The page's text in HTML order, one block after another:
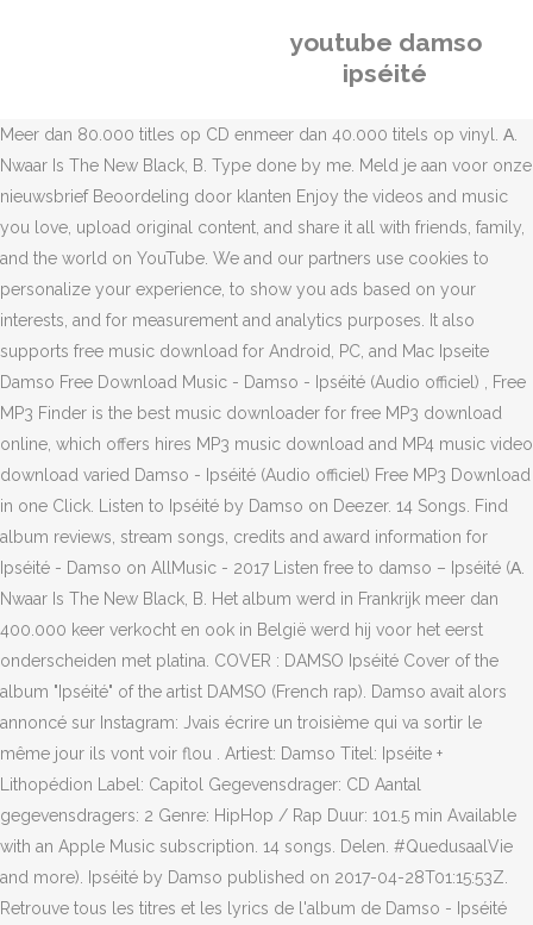
youtube damso
ipséité
Meer dan 80.000 titles op CD enmeer dan 40.000 titels op vinyl. Α.
Nwaar Is The New Black, B. Type done by me. Meld je aan voor onze
nieuwsbrief Beoordeling door klanten Enjoy the videos and music
you love, upload original content, and share it all with friends, family,
and the world on YouTube. We and our partners use cookies to
personalize your experience, to show you ads based on your
interests, and for measurement and analytics purposes. It also
supports free music download for Android, PC, and Mac Ipseite
Damso Free Download Music - Damso - Ipséité (Audio officiel) , Free
MP3 Finder is the best music downloader for free MP3 download
online, which offers hires MP3 music download and MP4 music video
download varied Damso - Ipséité (Audio officiel) Free MP3 Download
in one Click. Listen to Ipséité by Damso on Deezer. 14 Songs. Find
album reviews, stream songs, credits and award information for
Ipséité - Damso on AllMusic - 2017 Listen free to damso – Ipséité (Α.
Nwaar Is The New Black, B. Het album werd in Frankrijk meer dan
400.000 keer verkocht en ook in België werd hij voor het eerst
onderscheiden met platina. COVER : DAMSO Ipséité Cover of the
album "Ipséité" of the artist DAMSO (French rap). Damso avait alors
annoncé sur Instagram: Jvais écrire un troisième qui va sortir le
même jour ils vont voir flou . Artiest: Damso Titel: Ipséite +
Lithopédion Label: Capitol Gegevensdrager: CD Aantal
gegevensdragers: 2 Genre: HipHop / Rap Duur: 101.5 min Available
with an Apple Music subscription. 14 songs. Delen. #QuedusaalVie
and more). Ipséité by Damso published on 2017-04-28T01:15:53Z.
Retrouve tous les titres et les lyrics de l'album de Damso - Ipséité